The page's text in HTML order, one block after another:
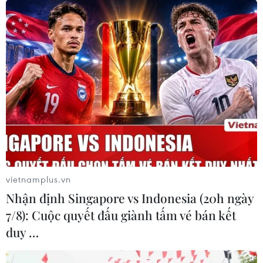
thị trường bất động sản phát triển
lành mạnh
29/07/2026 10:26
Nhà nước điều tiết, kiểm soát và
quyết định giá đất
29/07/2026 06:11
Đà Nẵng bổ sung thêm quỹ đất phát
28/07/2026 07:02
Đà Nẵng lên phương án tái định cư
cho hộ dân di dời khỏi chung cư
vietnamplus.vn
Nhận định Singapore vs Indonesia (20h ngày
7/8): Cuộc quyết đấu giành tấm vé bán kết
duy …